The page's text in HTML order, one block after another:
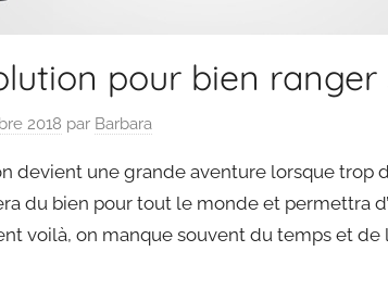
pour bien ranger
2018 par Barbara
devient une grande aventure lorsque trop
du bien pour tout le monde et permettra
voilà, on manque souvent du temps et